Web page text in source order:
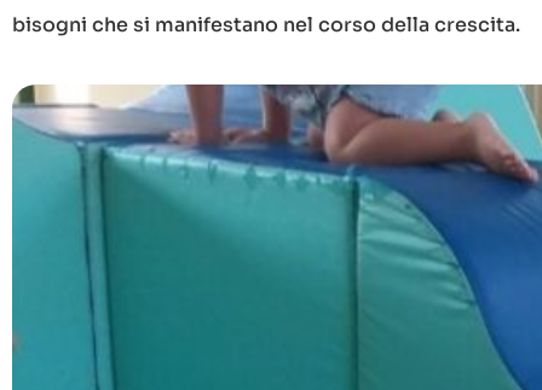
bisogni che si manifestano nel corso della crescita.